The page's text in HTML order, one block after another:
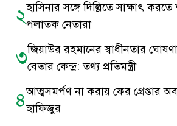
২হাসিনার সঙ্গে দিল্লিতে সাক্ষাৎ
পলাতক নেতারা
৩জিয়াউর রহমানের স্বাধীনতার
বেতার কেন্দ্র: তথ্য প্রতিমন্ত্রী
৪আত্মসমর্পণ না করায় ফের গ্রেপ্তার
হাফিজুর